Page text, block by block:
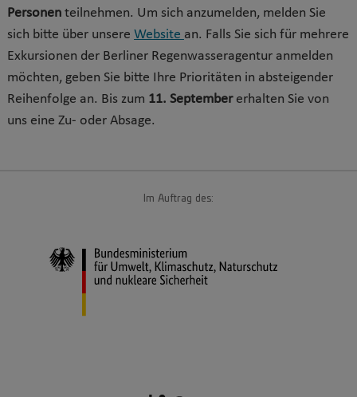
Personen teilnehmen. Um sich anzumelden, melden Sie
sich bitte über unsere Website an. Falls Sie sich für mehrere
Exkursionen der Berliner Regenwasseragentur anmelden
möchten, geben Sie bitte Ihre Prioritäten in absteigender
Reihenfolge an. Bis zum 11. Septembererhalten Sie von
uns eine Zu- oder Absage.
Im Auftrag des: